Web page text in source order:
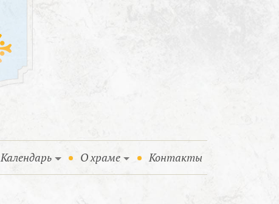
Календарь О храме Контакты